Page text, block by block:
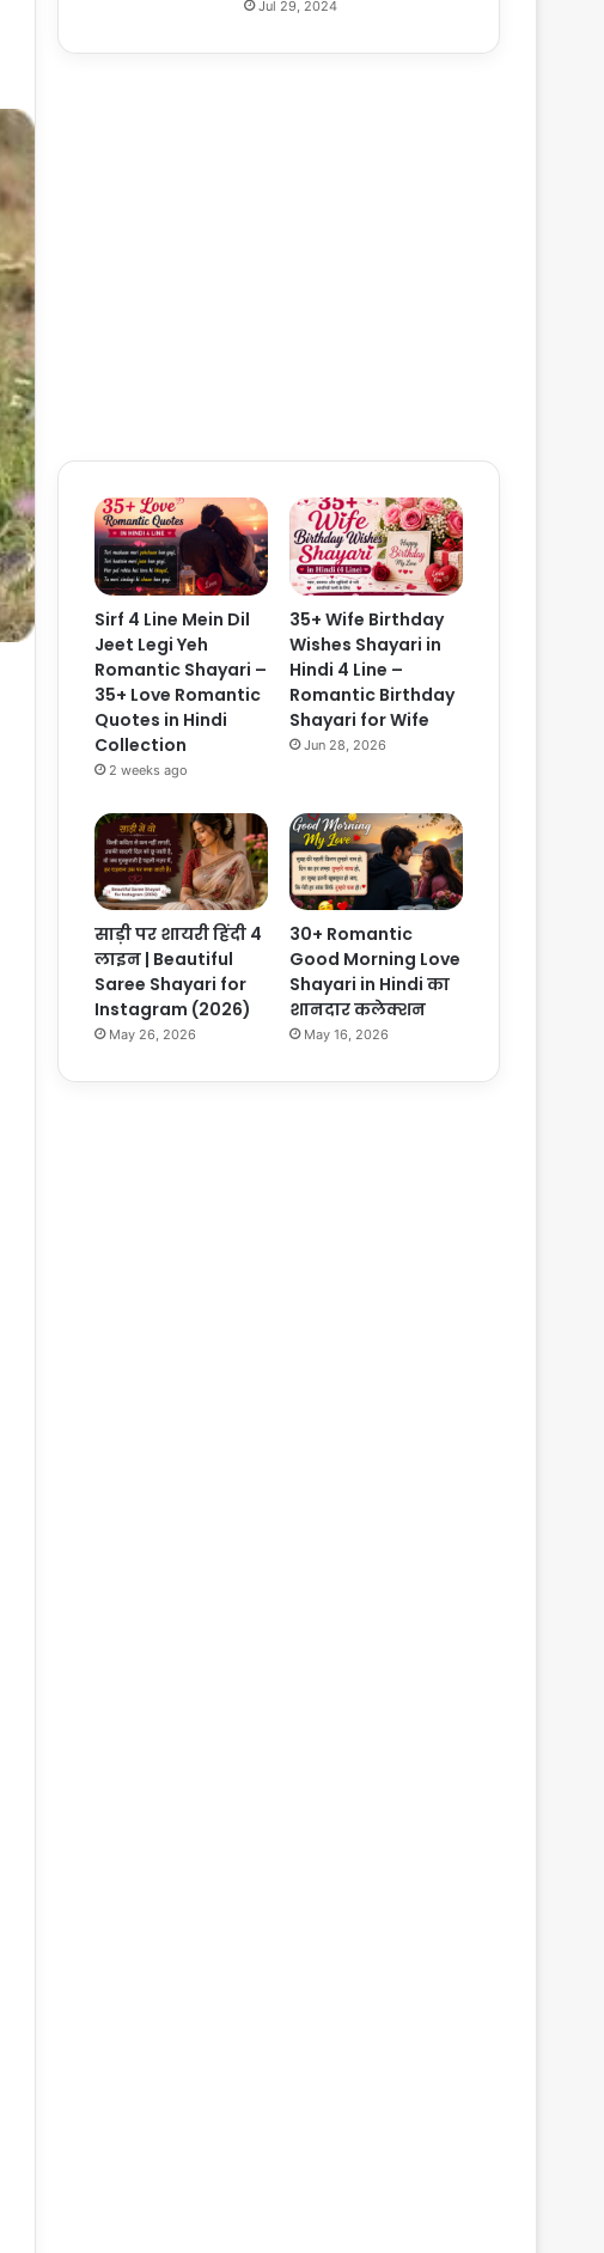
Jul 29, 2024
Sirf 4 Line Mein Dil
Jeet Legi Yeh
Romantic Shayari –
35+ Love Romantic
Quotes in Hindi
Collection
2 weeks ago
35+ Wife Birthday
Wishes Shayari in
Hindi 4 Line –
Romantic Birthday
Shayari for Wife
Jun 28, 2026
साड़ी पर शायरी हिंदी 4
लाइन | Beautiful
Saree Shayari for
Instagram (2026)
May 26, 2026
30+ Romantic
Good Morning Love
Shayari in Hindi का
शानदार कलेक्शन
May 16, 2026